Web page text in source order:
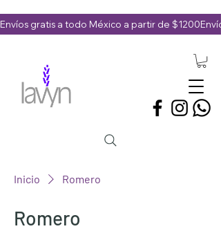
Envíos gratis a todo México a partir de $1200
Inicio Romero
Romero